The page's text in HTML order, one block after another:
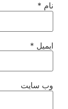
نام*
ایمیل*
وب‌ سایت